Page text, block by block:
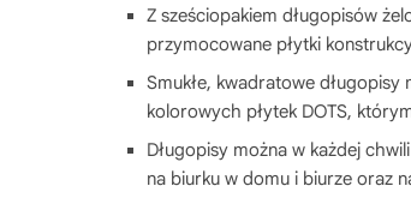
Z sześciopakiem długopisów
przymocowane płytki
Smukłe, kwadratowe długopisy
kolorowych płytek DOTS,
Długopisy można w każdej
na biurku w domu i biurze oraz